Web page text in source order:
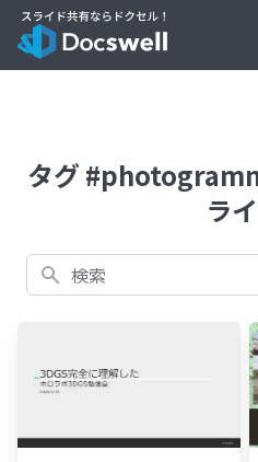
タグ
ラ
検索